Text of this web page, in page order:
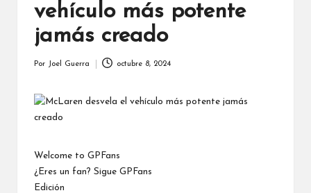
vehículo más potente
jamás creado
Por Joel Guerra octubre 8, 2024
Welcome to GPFans
¿Eres un fan? Sigue GPFans
Edición